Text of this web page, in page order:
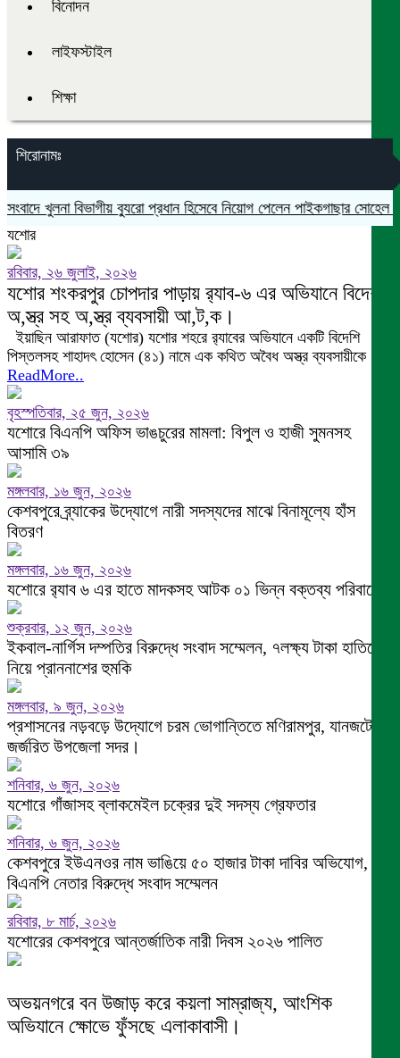
বিনোদন
লাইফস্টাইল
শিক্ষা
শিরোনামঃ
খুলনা বিভাগীয় ব্যুরো প্রধান হিসেবে নিয়োগ পেলেন পাইকগাছার সোহেল রানা
যশোর
রবিবার, ২৬ জুলাই, ২০২৬
যশোর শংকরপুর চোপদার পাড়ায় র‍্যাব-৬ এর অভিযানে বিদেশী
অ,স্ত্র সহ অ,স্ত্র ব্যবসায়ী আ,ট,ক।
ইয়াছিন আরাফাত (যশোর) যশোর শহরে র‌্যাবের অভিযানে একটি বিদেশি
পিস্তলসহ শাহাদৎ হোসেন (৪১) নামে এক কথিত অবৈধ অস্ত্র ব্যবসায়ীকে
ReadMore..
বৃহস্পতিবার, ২৫ জুন, ২০২৬
যশোরে বিএনপি অফিস ভাঙচুরের মামলা: বিপুল ও হাজী সুমনসহ
আসামি ৩৯
মঙ্গলবার, ১৬ জুন, ২০২৬
কেশবপুরে ব্র্যাকের উদ্যোগে নারী সদস্যদের মাঝে বিনামূল্যে হাঁস
বিতরণ
মঙ্গলবার, ১৬ জুন, ২০২৬
যশোরে র‍্যাব ৬ এর হাতে মাদকসহ আটক ০১ ভিন্ন বক্তব্য পরিবারের
শুক্রবার, ১২ জুন, ২০২৬
ইকবাল-নার্গিস দম্পতির বিরুদ্ধে সংবাদ সম্মেলন, ৭লক্ষ্য টাকা হাতিয়ে
নিয়ে প্রাননাশের হুমকি
মঙ্গলবার, ৯ জুন, ২০২৬
প্রশাসনের নড়বড়ে উদ্যোগে চরম ভোগান্তিতে মণিরামপুর, যানজটে
জর্জরিত উপজেলা সদর।
শনিবার, ৬ জুন, ২০২৬
যশোরে গাঁজাসহ ব্লাকমেইল চক্রের দুই সদস্য গ্রেফতার
শনিবার, ৬ জুন, ২০২৬
কেশবপুরে ইউএনওর নাম ভাঙিয়ে ৫০ হাজার টাকা দাবির অভিযোগ,
বিএনপি নেতার বিরুদ্ধে সংবাদ সম্মেলন
রবিবার, ৮ মার্চ, ২০২৬
যশোরের কেশবপুরে আন্তর্জাতিক নারী দিবস ২০২৬ পালিত
অভয়নগরে বন উজাড় করে কয়লা সাম্রাজ্য, আংশিক
অভিযানে ক্ষোভে ফুঁসছে এলাকাবাসী।